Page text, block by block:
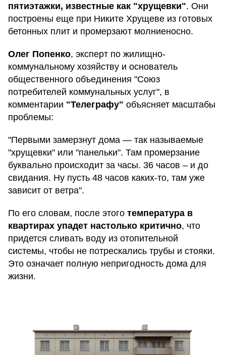
пятиэтажки, известные как "хрущевки". Они
построены еще при Никите Хрущеве из готовых
бетонных плит и промерзают молниеносно.
Олег Попенко, эксперт по жилищно-
коммунальному хозяйству и основатель
общественного объединения "Союз
потребителей коммунальных услуг", в
комментарии "Телеграфу" объясняет масштабы
проблемы:
"Первыми замерзнут дома — так называемые
"хрущевки" или "панельки". Там промерзание
буквально происходит за часы. 36 часов – и до
свидания. Ну пусть 48 часов каких-то, там уже
зависит от ветра".
По его словам, после этого температура в
квартирах упадет настолько критично, что
придется сливать воду из отопительной
системы, чтобы не потрескались трубы и стояки.
Это означает полную непригодность дома для
жизни.